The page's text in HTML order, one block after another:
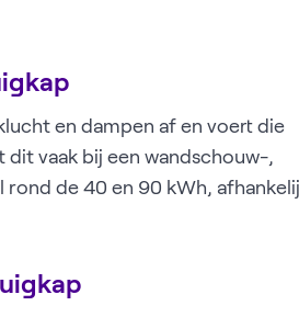
en dampen af en voert die
dit vaak bij een wandschouw-,
de 40 en 90 kWh,